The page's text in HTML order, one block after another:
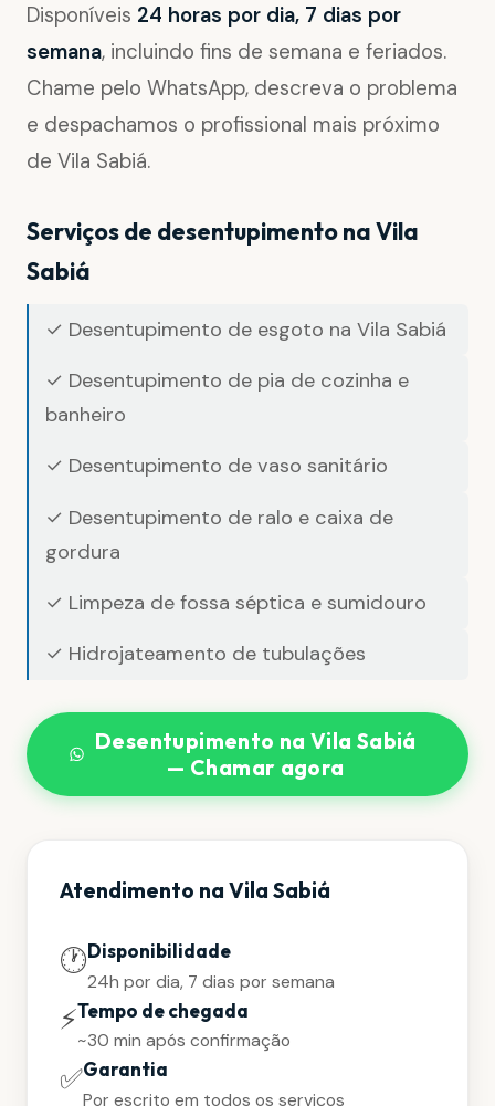
Disponíveis 24 horas por dia, 7 dias por
semana, incluindo fins de semana e feriados.
Chame pelo WhatsApp, descreva o problema
e despachamos o profissional mais próximo
de Vila Sabiá.
Serviços de desentupimento na Vila
Sabiá
✓ Desentupimento de esgoto na Vila Sabiá
✓ Desentupimento de pia de cozinha e
banheiro
✓ Desentupimento de vaso sanitário
✓ Desentupimento de ralo e caixa de
gordura
✓ Limpeza de fossa séptica e sumidouro
✓ Hidrojateamento de tubulações
Desentupimento na Vila Sabiá
— Chamar agora
Atendimento na Vila Sabiá
🕐Disponibilidade
24h por dia, 7 dias por semana
⚡Tempo de chegada
~30 min após confirmação
✅Garantia
Por escrito em todos os serviços